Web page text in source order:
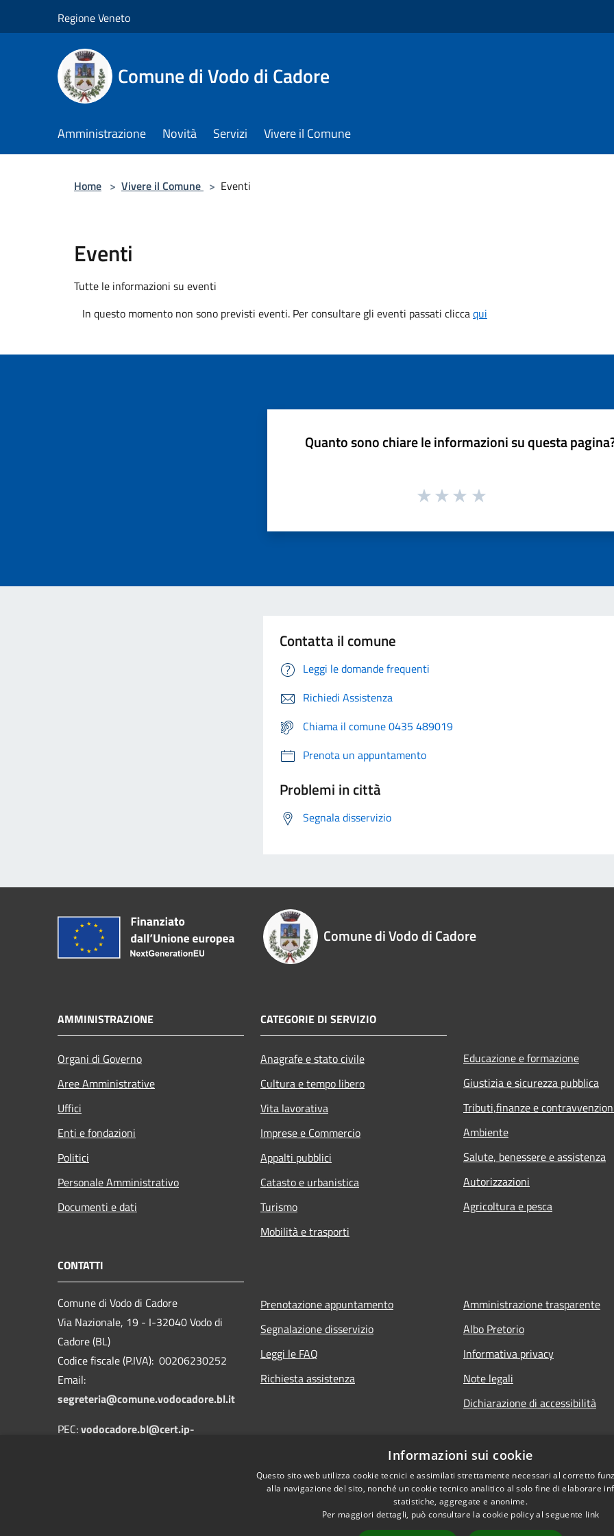
Regione Veneto
Comune di Vodo di Cadore
Amministrazione Novità Servizi Vivere il Comune
Home > Vivere il Comune > Eventi
Eventi
Tutte le informazioni su eventi
In questo momento non sono previsti eventi. Per consultare gli eventi passati cliccaqui
Quanto sono chiare le informazioni su questa
Contatta il comune
Leggi le domande frequenti
Richiedi Assistenza
Chiama il comune 0435 489019
Prenota un appuntamento
Problemi in città
Segnala disservizio
Comune di Vodo di Cadore
AMMINISTRAZIONE
Organi di Governo
Aree Amministrative
Uffici
Enti e fondazioni
Politici
Personale Amministrativo
Documenti e dati
CATEGORIE DI SERVIZIO
Anagrafe e stato civile
Cultura e tempo libero
Vita lavorativa
Imprese e Commercio
Appalti pubblici
Catasto e urbanistica
Turismo
Mobilità e trasporti
Educazione e formazione
Giustizia e sicurezza pubblica
Tributi,finanze e
Ambiente
Salute, benessere e assistenza
Autorizzazioni
Agricoltura e pesca
CONTATTI
Comune di Vodo di Cadore
Via Nazionale, 19 - I-32040 Vodo di
Cadore (BL)
Codice fiscale (P.IVA): 00206230252
Email:
segreteria@comune.vodocadore.bl.it
PEC:vodocadore.bl@cert.ip-
Prenotazione appuntamento
Segnalazione disservizio
Leggi le FAQ
Richiesta assistenza
Amministrazione trasparente
Albo Pretorio
Informativa privacy
Note legali
Dichiarazione di accessibilità
Informazioni sui cookie
Questo sito web utilizza cookie tecnici e assimilati strettamente necessari al corretto
alla navigazione del sito, nonché un cookie tecnico analitico al solo fine di elaborare
statistiche, aggregate e anonime.
Per maggiori dettagli, può consultare la cookie policy al seguente link